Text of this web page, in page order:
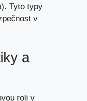
Tyto typy
v
a
roli v